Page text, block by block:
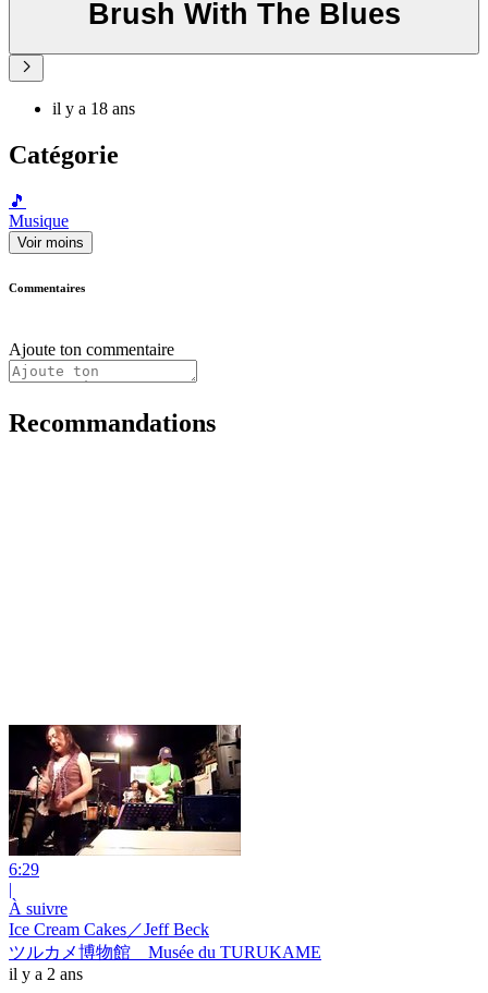
Brush With The Blues
il y a 18 ans
Catégorie
🎵
Musique
Voir moins
Commentaires
Ajoute ton commentaire
Recommandations
6:29
|
À suivre
Ice Cream Cakes／Jeff Beck
ツルカメ博物館 Musée du TURUKAME
il y a 2 ans